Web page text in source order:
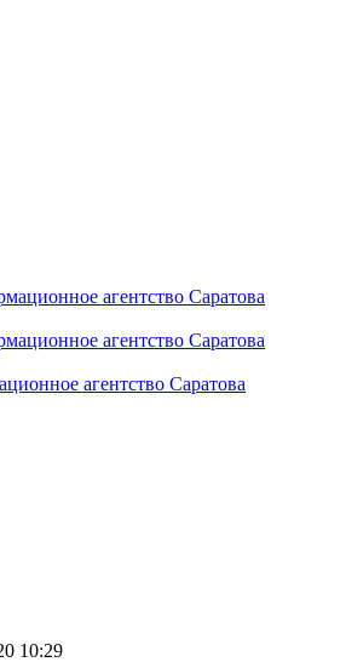
агентство Саратова
10:29